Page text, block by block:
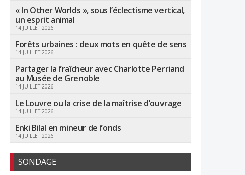
« In Other Worlds », sous l’éclectisme vertical,
un esprit animal
14 JUILLET 2026
Forêts urbaines : deux mots en quête de sens
14 JUILLET 2026
Partager la fraîcheur avec Charlotte Perriand
au Musée de Grenoble
14 JUILLET 2026
Le Louvre ou la crise de la maîtrise d’ouvrage
14 JUILLET 2026
Enki Bilal en mineur de fonds
14 JUILLET 2026
SONDAGE